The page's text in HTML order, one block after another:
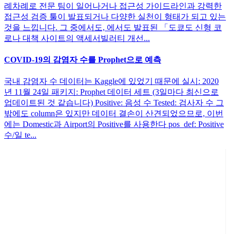
례차례로 전문 팀이 일어나거나 접근성 가이드라인과 강력한
접근성 검증 툴이 발표되거나 다양한 실천이 형태가 되고 있는
것을 느낍니다. 그 중에서도, 에서도 발표된 「도쿄도 신형 코
로나 대책 사이트의 액세서빌러티 개선...
COVID-19의 감염자 수를 Prophet으로 예측
국내 감염자 수 데이터는 Kaggle에 있었기 때문에 실시: 2020
년 11월 24일 패키지: Prophet 데이터 세트 (3일마다 최신으로
업데이트된 것 같습니다) Positive: 음성 수 Tested: 검사자 수 그
밖에도 column은 있지만 데이터 결손이 산견되었으므로, 이번
에는 Domestic과 Airport의 Positive를 사용한다 pos_def: Positive
수/일 te...